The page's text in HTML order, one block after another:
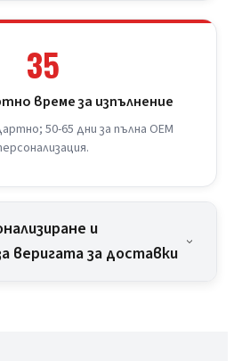
35
време за изпълнение
50-65 дни за пълна OEM
и
веригата за доставки